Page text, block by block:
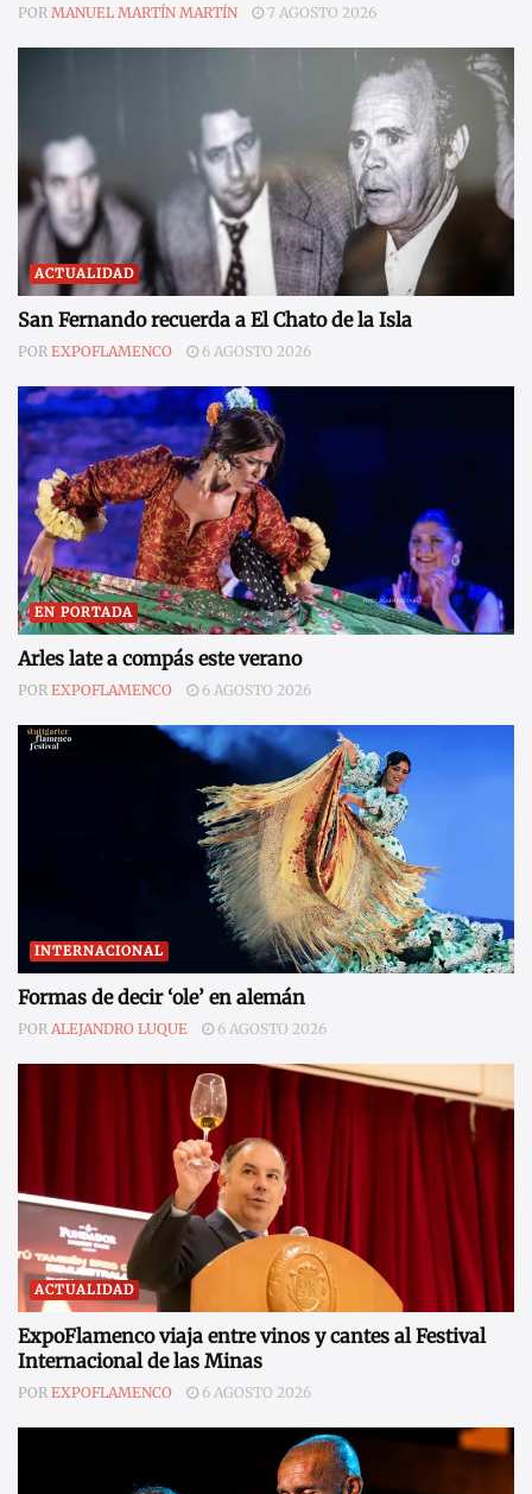
POR MANUEL MARTÍN MARTÍN 7 AGOSTO 2026
ACTUALIDAD
San Fernando recuerda a El Chato de la Isla
POR EXPOFLAMENCO 6 AGOSTO 2026
EN PORTADA
Arles late a compás este verano
POR EXPOFLAMENCO 6 AGOSTO 2026
INTERNACIONAL
Formas de decir ‘ole’ en alemán
POR ALEJANDRO LUQUE 6 AGOSTO 2026
ACTUALIDAD
ExpoFlamenco viaja entre vinos y cantes al Festival
Internacional de las Minas
POR EXPOFLAMENCO 6 AGOSTO 2026